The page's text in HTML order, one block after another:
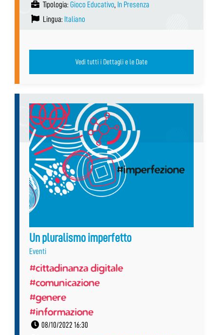
Tipologia: Gioco Educativo, In Presenza
Lingua: Italiano
Vedi tutti i Dettagli e le Date
Un pluralismo imperfetto
Eventi
#cittadinanza digitale
#comunicazione
#genere
#informazione
08/10/2022 16:30